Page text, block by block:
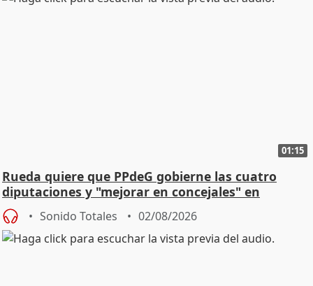
01:15
Rueda quiere que PPdeG gobierne las cuatro
diputaciones y "mejorar en concejales" en
ciudades
Sonido Totales 02/08/2026